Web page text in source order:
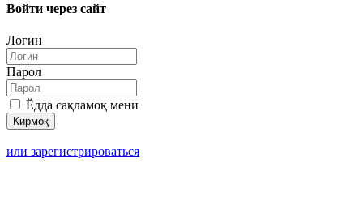
Войти через сайт
Логин
Парол
Ёдда сақламоқ мени
или зарегистрироваться